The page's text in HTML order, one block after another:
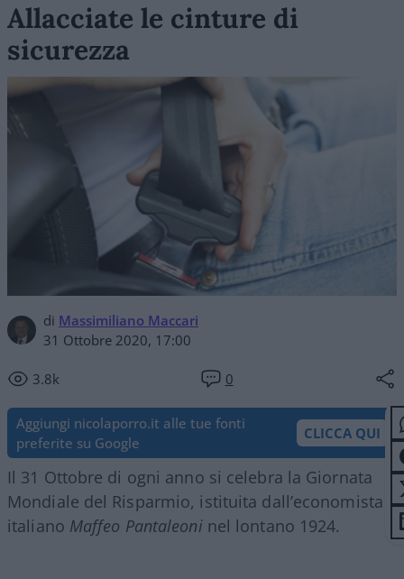
Allacciate le cinture di
sicurezza
di Massimiliano Maccari
31 Ottobre 2020, 17:00
3.8k 0
Aggiungi nicolaporro.it alle tue fonti
preferite su Google
CLICCA QUI
Il 31 Ottobre di ogni anno si celebra la Giornata
Mondiale del Risparmio, istituita dall’economista
italiano Maffeo Pantaleoni nel lontano 1924.